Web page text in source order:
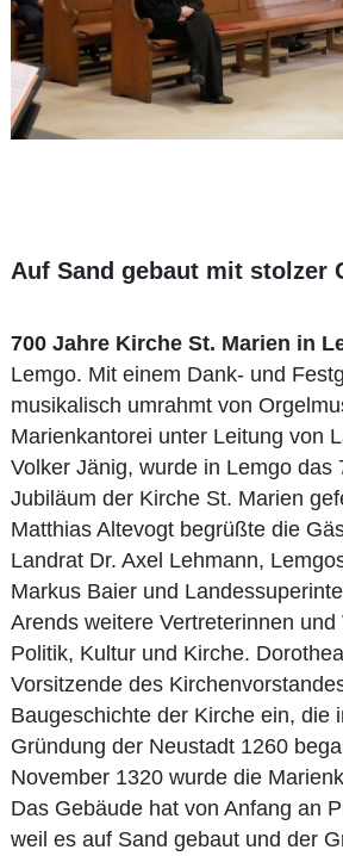
Auf Sand gebaut mit stolzer
700 Jahre Kirche St. Marien in
Lemgo. Mit einem Dank- und
musikalisch umrahmt von
Marienkantorei unter Leitung von
Volker Jänig, wurde in Lemgo das
Jubiläum der Kirche St. Marien
Matthias Altevogt begrüßte die
Landrat Dr. Axel Lehmann,
Markus Baier und
Arends weitere Vertreterinnen und
Politik, Kultur und Kirche.
Vorsitzende des
Baugeschichte der Kirche ein, die
Gründung der Neustadt 1260
November 1320 wurde die
Das Gebäude hat von Anfang an
weil es auf Sand gebaut und der